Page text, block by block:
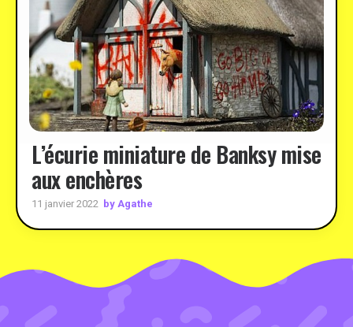
L’écurie miniature de Banksy mise
aux enchères
11 janvier 2022 by Agathe